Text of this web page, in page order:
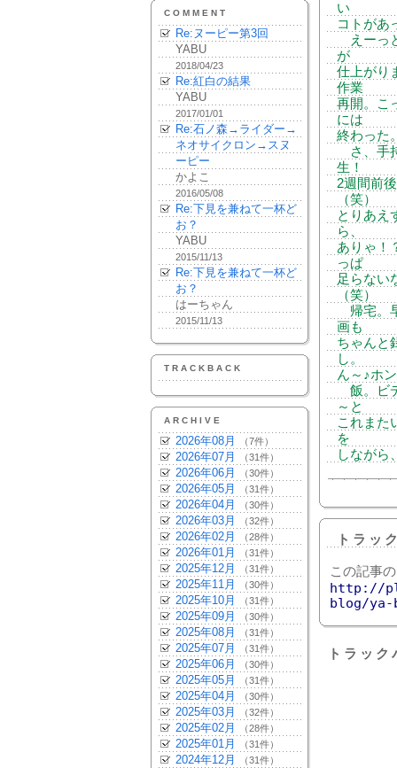
COMMENT
Re:ヌーピー第3回
YABU
2018/04/23
Re:紅白の結果
YABU
2017/01/01
Re:石ノ森→ライダー→
ネオサイクロン→スヌ
ーピー
かよこ
2016/05/08
Re:下見を兼ねて一杯ど
お？
YABU
2015/11/13
Re:下見を兼ねて一杯ど
お？
はーちゃん
2015/11/13
TRACKBACK
ARCHIVE
2026年08月 （7件）
2026年07月 （31件）
2026年06月 （30件）
2026年05月 （31件）
2026年04月 （30件）
2026年03月 （32件）
2026年02月 （28件）
2026年01月 （31件）
2025年12月 （31件）
2025年11月 （30件）
2025年10月 （31件）
2025年09月 （30件）
2025年08月 （31件）
2025年07月 （31件）
2025年06月 （30件）
2025年05月 （31件）
2025年04月 （30件）
2025年03月 （32件）
2025年02月 （28件）
2025年01月 （31件）
2024年12月 （31件）
い
コトがあ
えーっ
が
仕上がり
作業
再開。こ
には
終わった
さ、手
生！
2週間前
（笑）
とりあえ
ら、
ありゃ！
っぱ
足らない
（笑）
帰宅。
画も
ちゃんと
し。
ん～♪ホ
飯。ビ
～と
これまた
を
しなが
トラッ
この記事
http://
blog/
トラッ